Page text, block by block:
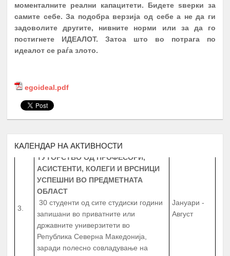
моменталните реални капацитети. Бидете ѕверки за
самите себе. За подобра верзија од себе а не да ги
задоволите другите, нивните норми или за да го
постигнете ИДЕАЛОТ. Затоа што во потрага по
идеалот се раѓа злото.
egoideal.pdf
КАЛЕНДАР НА АКТИВНОСТИ
1.
ПРОМОЦИЈА И ПОТПИШУВАЊЕ НА
ДОГОВОРИ СО КОРИСНИЦИТЕ НА
СТИПЕНДИЈА – СТУДЕНТИ И
СРЕДНОШКОЛЦИ
Јануари
ДОКАЖАНИ ВО СВОЈАТА ОБЛАСТ
година
државните универзитети во
ТУТОРСТВО ОД ПРОФЕСОРИ,
АСИСТЕНТИ, КОЛЕГИ И ВРСНИЦИ
УСПЕШНИ ВО ПРЕДМЕТНАТА
ОБЛАСТ
30 студенти од сите студиски години
запишани во приватните или
државните универзитети во
Република Северна Македонија,
заради полесно совладување на
материјата во предметната област.
Август